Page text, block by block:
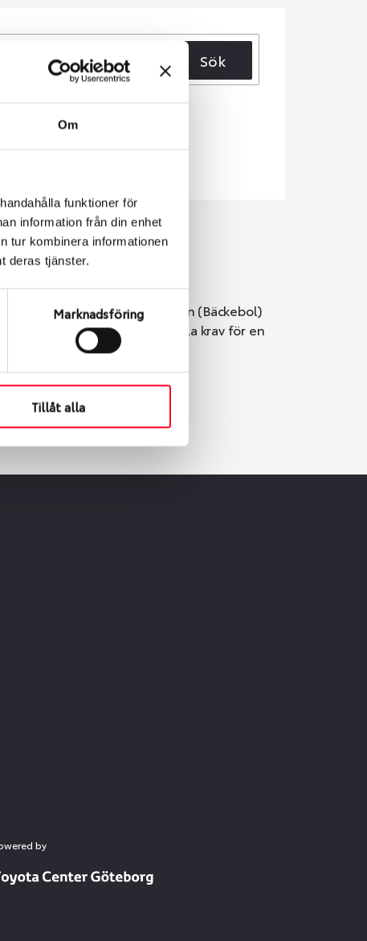
Om
funktioner för
information från din enhet
tur kombinera informationen
deras tjänster.
Marknadsföring
Tillåt alla
Sök
Välj mellan Hisingen (Bäckebol)
ser vi till att de uppfyller alla krav för en
by